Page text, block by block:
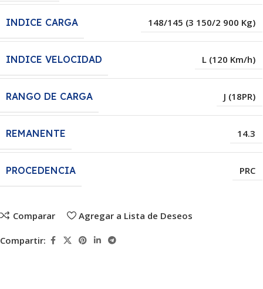
INDICE CARGA 148/145 (3 150/2 900 Kg)
INDICE VELOCIDAD L (120 Km/h)
RANGO DE CARGA J (18PR)
REMANENTE 14.3
PROCEDENCIA PRC
Comparar Agregar a Lista de Deseos
Compartir: